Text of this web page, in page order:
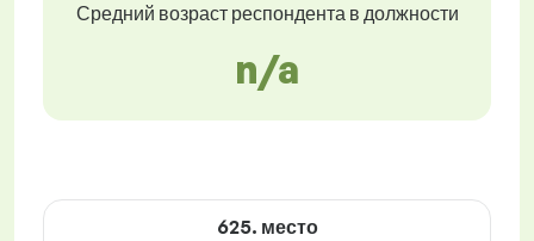
Средний возраст респондента в должности
n/a
625. место